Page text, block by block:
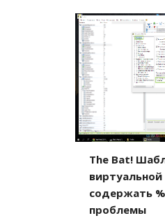
The Bat!
содержать
проблемы